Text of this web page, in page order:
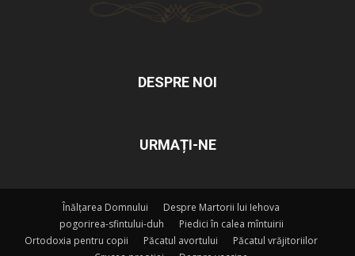
DESPRE NOI
URMAȚI-NE
Înălțarea Domnului
Despre Martorii lui Iehova
pogorirea-sfintului-duh
Piedici în calea mîntuirii
Ortodoxia pentru copii
Păcatul avortului
Păcatul vrăjitoriilor